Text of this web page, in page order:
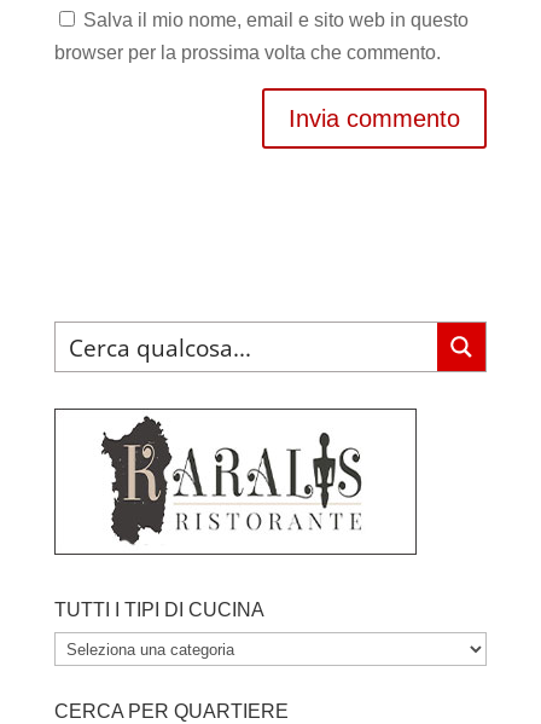
Salva il mio nome, email e sito web in questo
browser per la prossima volta che commento.
TUTTI I TIPI DI CUCINA
TUTTI
TIPI
CERCA PER QUARTIERE